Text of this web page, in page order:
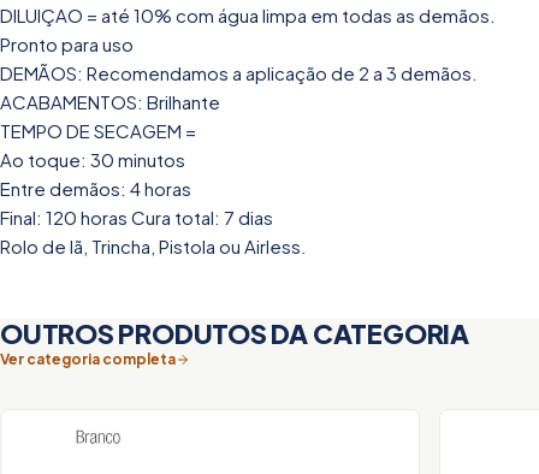
DILUIÇAO = até 10% com água limpa em todas as demãos.
Pronto para uso
DEMÃOS: Recomendamos a aplicação de 2 a 3 demãos.
ACABAMENTOS: Brilhante
TEMPO DE SECAGEM =
Ao toque: 30 minutos
Entre demãos: 4 horas
Final: 120 horas Cura total: 7 dias
Rolo de lã, Trincha, Pistola ou Airless.
OUTROS PRODUTOS DA CATEGORIA
Ver categoria completa